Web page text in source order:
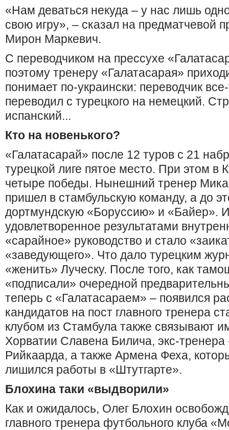
«Нам деваться некуда – у нас лишь
свою игру», – сказал на предматчевой
Мирон Маркевич.
С переводчиком на прессухе
поэтому тренеру «Галатасарая»
понимает по-украински: переводчик
переводил с турецкого на немецкий.
испанский...
Кто на новенького?
«Галатасарай» после 12 туров с 21
турецкой лиге пятое место. При этом в
четыре победы. Нынешний тренер
пришел в стамбульскую команду, а до
дортмундскую «Боруссию» и «Байер».
удовлетворенное результатами
«сарайное» руководство и стало
«заведующего». Что дало турецким
«женить» Луческу. После того, как
«подписали» очередной
теперь с «Галатасараем» – появился
кандидатов на пост главного тренера
клубом из Стамбула также связывают
Хорватии Славена Билича, экс-
Рийкаарда, а также Армена Феха,
лишился работы в «Штутгарте».
Блохина таки «выдворили»
Как и ожидалось, Олег Блохин
главного тренера футбольного клуба